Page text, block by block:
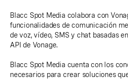
Blacc Spot Media colabora con
funcionalidades de comunicación
de voz, vídeo, SMS y chat basadas
API de Vonage.
Blacc Spot Media cuenta con los
necesarios para crear soluciones